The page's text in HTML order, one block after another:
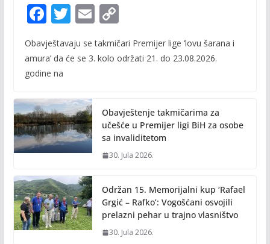
F
ac
e
b
o
k
T
itt
E
m
ai
C
o
p
n
k
Obavještavaju se takmičari Premijer lige ‘lovu šarana i
amura’ da će se 3. kolo održati 21. do 23.08.2026.
godine na
Obavještenje takmičarima za
učešće u Premijer ligi BiH za osobe
sa invaliditetom
30. Jula 2026.
Održan 15. Memorijalni kup ‘Rafael
Grgić – Rafko’: Vogošćani osvojili
prelazni pehar u trajno vlasništvo
30. Jula 2026.